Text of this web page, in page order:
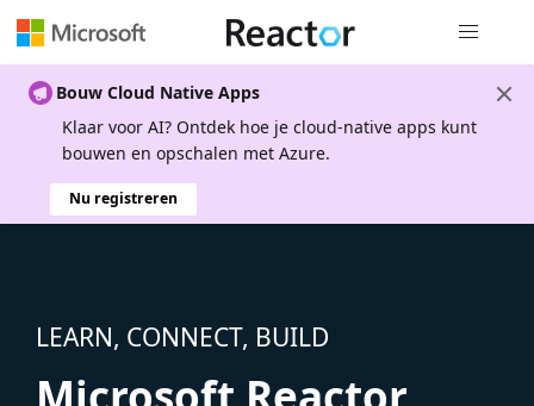
Bouw Cloud Native Apps
Klaar voor AI? Ontdek hoe je cloud-native apps kunt
bouwen en opschalen met Azure.
Nu registreren
LEARN, CONNECT, BUILD